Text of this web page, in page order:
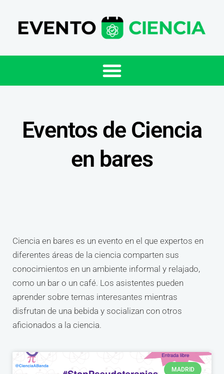
Eventos de Ciencia
en bares
Ciencia en bares es un evento en el que expertos en
diferentes áreas de la ciencia comparten sus
conocimientos en un ambiente informal y relajado,
como un bar o un café. Los asistentes pueden
aprender sobre temas interesantes mientras
disfrutan de una bebida y socializan con otros
aficionados a la ciencia.
MADRID